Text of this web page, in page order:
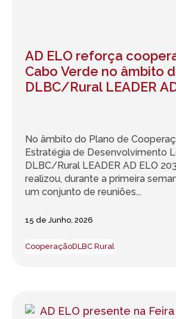
AD ELO reforça
Cabo Verde no âmbito
DLBC/Rural LEADER
No âmbito do Plano de
Estratégia de Desenvolvimento
DLBC/Rural LEADER AD ELO
realizou, durante a primeira
um conjunto de reuniões...
15 de Junho, 2026
CooperaçãoDLBC Rural